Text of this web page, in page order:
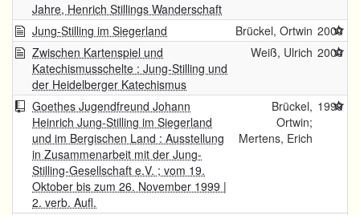
Jahre, Henrich Stillings Wanderschaft
Jung-Stilling im Siegerland Brückel, Ortwin 2000
Zwischen Kartenspiel und
Katechismusschelte : Jung-Stilling und
der Heidelberger Katechismus
Weiß, Ulrich 2000
Goethes Jugendfreund Johann
Heinrich Jung-Stilling im Siegerland
und im Bergischen Land : Ausstellung
in Zusammenarbeit mit der Jung-
Stilling-Gesellschaft e.V. ; vom 19.
Oktober bis zum 26. November 1999 |
2. verb. Aufl.
Brückel,
Ortwin;
Mertens, Erich
1999